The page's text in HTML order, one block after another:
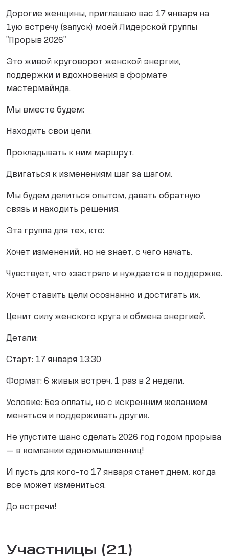
Дорогие женщины, приглашаю вас 17 января на
1ую встречу (запуск) моей Лидерской группы
"Прорыв 2026"
Это живой круговорот женской энергии,
поддержки и вдохновения в формате
мастермайнда.
Мы вместе будем:
Находить свои цели.
Прокладывать к ним маршрут.
Двигаться к изменениям шаг за шагом.
Мы будем делиться опытом, давать обратную
связь и находить решения.
Эта группа для тех, кто:
Хочет изменений, но не знает, с чего начать.
Чувствует, что «застрял» и нуждается в поддержке.
Хочет ставить цели осознанно и достигать их.
Ценит силу женского круга и обмена энергией.
Детали:
Старт: 17 января 13:30
Формат: 6 живых встреч, 1 раз в 2 недели.
Условие: Без оплаты, но с искренним желанием
меняться и поддерживать других.
Не упустите шанс сделать 2026 год годом прорыва
— в компании единомышленниц!
И пусть для кого-то 17 января станет днем, когда
все может измениться.
До встречи!
Участницы (21)